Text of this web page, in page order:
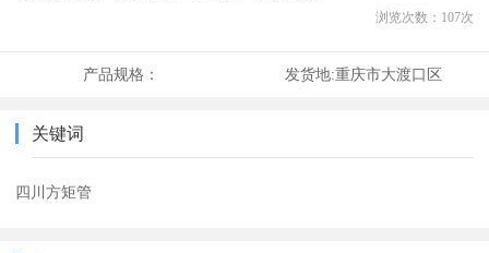
浏览次数： 107次
产品规格： 发货地:重庆市大渡口区
关键词
四川方矩管